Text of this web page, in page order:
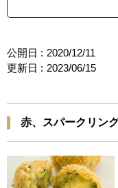
公開日 : 2020/12/11
更新日 : 2023/06/15
赤、スパークリン